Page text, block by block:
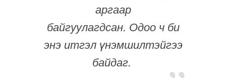
аргаар
байгуулагдсан. Одоо ч би
энэ итгэл үнэмшилтэйгээ
байдаг.